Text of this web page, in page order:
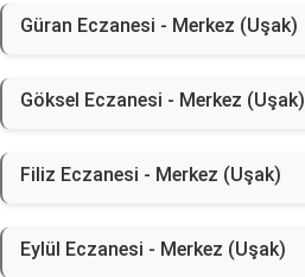
Güran Eczanesi - Merkez (Uşak)
Göksel Eczanesi - Merkez (Uşak)
Filiz Eczanesi - Merkez (Uşak)
Eylül Eczanesi - Merkez (Uşak)